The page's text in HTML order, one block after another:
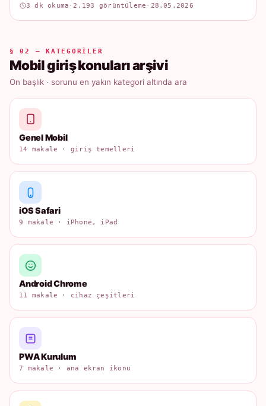
3 dk okuma ·2.193 görüntüleme · 28.05.2026
§ 02 — KATEGORILER
Mobil giriş konuları arşivi
On başlık · sorunu en yakın kategori altında ara
Genel Mobil
14 makale · giriş temelleri
iOS Safari
9 makale · iPhone, iPad
Android Chrome
11 makale · cihaz çeşitleri
PWA Kurulum
7 makale · ana ekran ikonu